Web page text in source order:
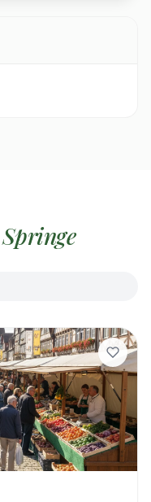
Springe